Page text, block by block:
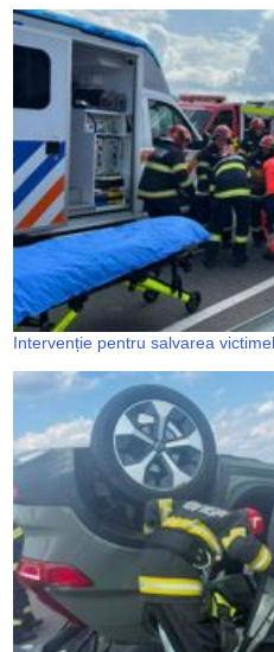
Intervenție pentru salvarea